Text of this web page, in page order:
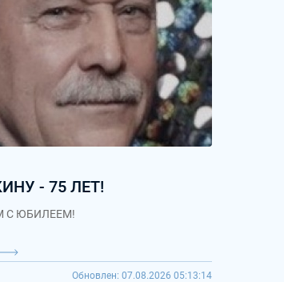
- 75 ЛЕТ!
С ЮБИЛЕЕМ!
Обновлен: 07.08.2026 05:13:14